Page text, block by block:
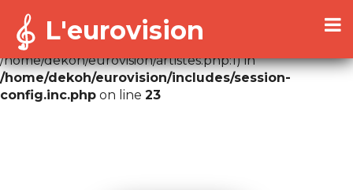
Warning
: Cannot modify header information - headers
already sent by (output started at
/home/dekoh/eurovision/artistes.php:1) in
/home/dekoh/eurovision/includes/session-
config.inc.php on line 23
L'eurovision